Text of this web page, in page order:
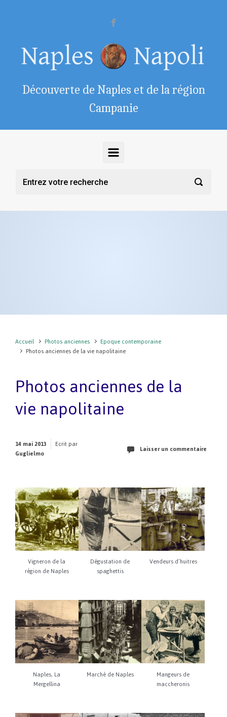
Découverte de Naples et de la région
Campanie
Accueil Photos anciennes
Epoque contemporaine
Photos anciennes de la vie napolitaine
Photos anciennes de la
vie napolitaine
14 mai 2013
Ecrit par
Guglielmo
Laisser un commentaire
Vigneron de la
région de Naples
Dégustation de
spaghettis
Vendeurs d’huitres
Naples, La
Mergellina
Marché de Naples
Mangeurs de
maccheronis